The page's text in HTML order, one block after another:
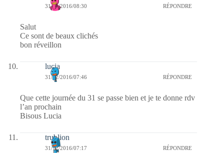
31/12/2016/08:30 RÉPONDRE
Salut
Ce sont de beaux clichés
bon réveillon
lucia
31/12/2016/07:46 RÉPONDRE
Que cette journée du 31 se passe bien et je te donne rdv
l’an prochain
Bisous Lucia
trublion
31/12/2016/07:17 RÉPONDRE